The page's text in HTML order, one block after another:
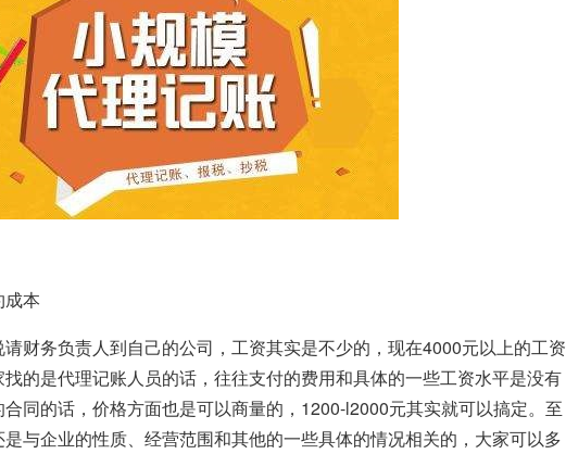
本
财务负责人到自己的公司，工资其实是不少的，现在4000元以上的工资
的是代理记账人员的话，往往支付的费用和具体的一些工资水平是没有
同的话，价格方面也是可以商量的，1200-l2000元其实就可以搞定。至
与企业的性质、经营范围和其他的一些具体的情况相关的，大家可以多